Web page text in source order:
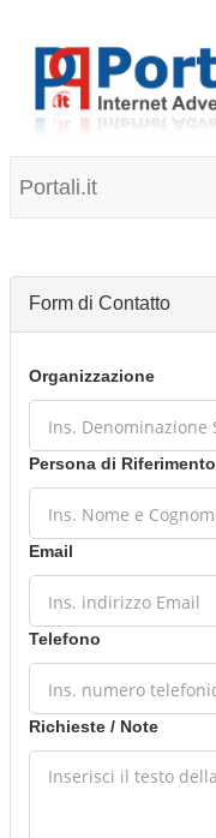
Portali.it
Form di Contatto
Organizzazione
Persona di Riferimento
Email
Telefono
Richieste / Note